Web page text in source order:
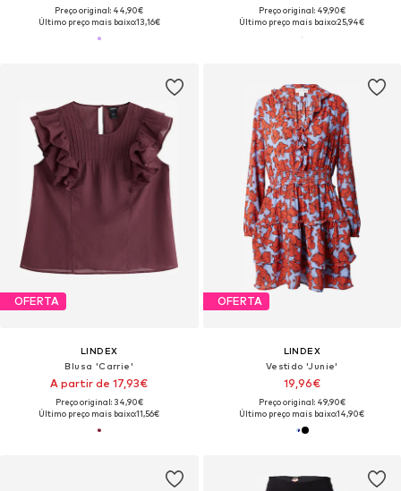
Preço original: 44,90€
Último preço mais baixo:13,16€
Preço original: 49,90€
Último preço mais baixo:25,94€
OFERTA
LINDEX
Blusa 'Carrie'
A partir de 17,93€
Preço original: 34,90€
Último preço mais baixo:11,56€
OFERTA
LINDEX
Vestido 'Junie'
19,96€
Preço original: 49,90€
Último preço mais baixo:14,90€